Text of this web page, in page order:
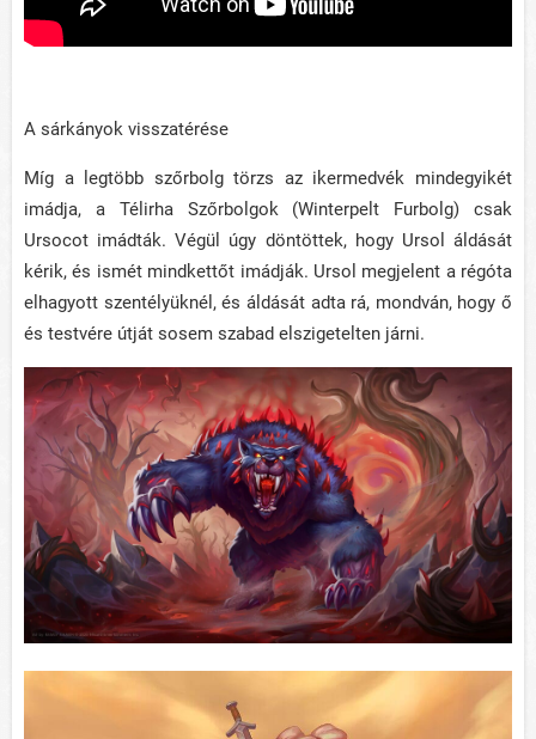
A sárkányok visszatérése
Míg a legtöbb szőrbolg törzs az ikermedvék mindegyikét
imádja, a Télirha Szőrbolgok (Winterpelt Furbolg) csak
Ursocot imádták. Végül úgy döntöttek, hogy Ursol áldását
kérik, és ismét mindkettőt imádják. Ursol megjelent a régóta
elhagyott szentélyüknél, és áldását adta rá, mondván, hogy ő
és testvére útját sosem szabad elszigetelten járni.